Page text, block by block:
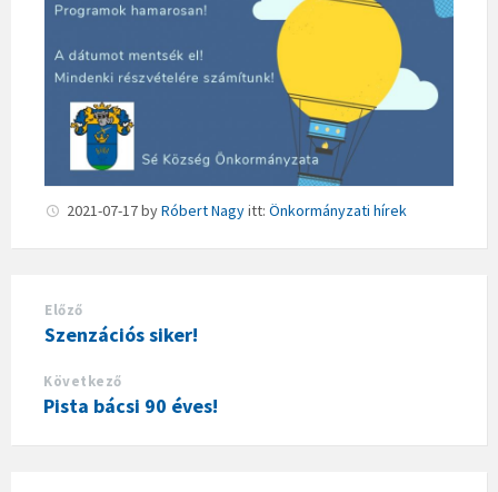
2021-07-17byRóbert Nagyitt: Önkormányzati hírek
Előző
Szenzációs siker!
Következő
Pista bácsi 90 éves!